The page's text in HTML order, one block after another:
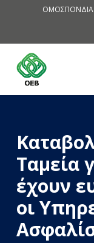
Ταμεία
έχουν
οι